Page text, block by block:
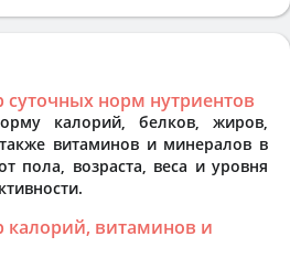
суточных норм нутриентов
калорий, белков, жиров,
витаминов и минералов в
пола, возраста, веса и уровня
калорий, витаминов и